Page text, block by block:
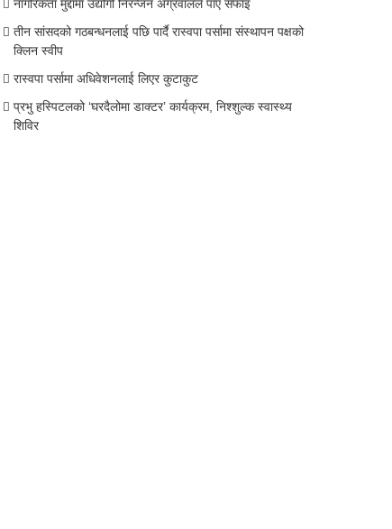
नागरिकता मुद्दामा उद्योगी निरन्जन अग्रवालले पाए सफाइ
तीन सांसदको गठबन्धनलाई पछि पार्दै रास्वपा पर्सामा संस्थापन पक्षको
क्लिन स्वीप
रास्वपा पर्सामा अधिवेशनलाई लिएर कुटाकुट
प्रभु हस्पिटलको ‘घरदैलोमा डाक्टर’ कार्यक्रम, निश्शुल्क स्वास्थ्य
शिविर